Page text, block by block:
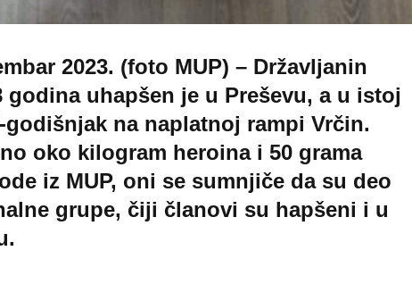
2023. (foto MUP) – Državljanin
godina uhapšen je u Preševu, a u istoj
na naplatnoj rampi Vrčin.
oko kilogram heroina i 50 grama
iz MUP, oni se sumnjiče da su deo
grupe, čiji članovi su hapšeni i u